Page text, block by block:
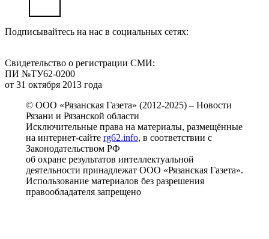
Подписывайтесь на нас в социальных сетях:
Свидетельство о регистрации СМИ:
ПИ №ТУ62-0200
от 31 октября 2013 года
© ООО «Рязанская Газета» (2012-2025) – Новости
Рязани и Рязанской области
Исключительные права на материалы, размещённые
на интернет-сайте rg62.info, в соответствии с
Законодательством РФ
об охране результатов интеллектуальной
деятельности принадлежат ООО «Рязанская Газета».
Использование материалов без разрешения
правообладателя запрещено